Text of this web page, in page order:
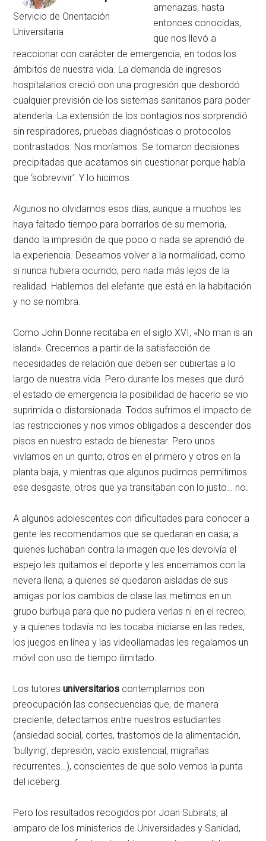
Servicio de Orientación
Universitaria
amenazas, hasta
entonces conocidas,
que nos llevó a
reaccionar con carácter de emergencia, en todos los
ámbitos de nuestra vida. La demanda de ingresos
hospitalarios creció con una progresión que desbordó
cualquier previsión de los sistemas sanitarios para poder
atenderla. La extensión de los contagios nos sorprendió
sin respiradores, pruebas diagnósticas o protocolos
contrastados. Nos moríamos. Se tomaron decisiones
precipitadas que acatamos sin cuestionar porque había
que ‘sobrevivir’. Y lo hicimos.
Algunos no olvidamos esos días, aunque a muchos les
haya faltado tiempo para borrarlos de su memoria,
dando la impresión de que poco o nada se aprendió de
la experiencia. Deseamos volver a la normalidad, como
si nunca hubiera ocurrido, pero nada más lejos de la
realidad. Hablemos del elefante que está en la habitación
y no se nombra.
Como John Donne recitaba en el siglo XVI, «No man is an
island». Crecemos a partir de la satisfacción de
necesidades de relación que deben ser cubiertas a lo
largo de nuestra vida. Pero durante los meses que duró
el estado de emergencia la posibilidad de hacerlo se vio
suprimida o distorsionada. Todos sufrimos el impacto de
las restricciones y nos vimos obligados a descender dos
pisos en nuestro estado de bienestar. Pero unos
vivíamos en un quinto, otros en el primero y otros en la
planta baja, y mientras que algunos pudimos permitirnos
ese desgaste, otros que ya transitaban con lo justo… no.
A algunos adolescentes con dificultades para conocer a
gente les recomendamos que se quedaran en casa; a
quienes luchaban contra la imagen que les devolvía el
espejo les quitamos el deporte y les encerramos con la
nevera llena; a quienes se quedaron aisladas de sus
amigas por los cambios de clase las metimos en un
grupo burbuja para que no pudiera verlas ni en el recreo;
y a quienes todavía no les tocaba iniciarse en las redes,
los juegos en línea y las videollamadas les regalamos un
móvil con uso de tiempo ilimitado.
Los tutoresuniversitarios contemplamos con
preocupación las consecuencias que, de manera
creciente, detectamos entre nuestros estudiantes
(ansiedad social, cortes, trastornos de la alimentación,
‘bullying’, depresión, vacío existencial, migrañas
recurrentes…), conscientes de que solo vemos la punta
del iceberg.
Pero los resultados recogidos por Joan Subirats, al
amparo de los ministerios de Universidades y Sanidad,